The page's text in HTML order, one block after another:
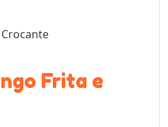
Frita e